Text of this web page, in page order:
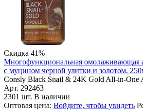
Скидка 41%
Многофункциональная омолаживающая
с муцином черной улитки и золотом,
Consly Black Snail & 24K Gold All-in-One
Арт. 292463
2301 шт. В наличии
Оптовая цена: Войдите, чтобы увидеть